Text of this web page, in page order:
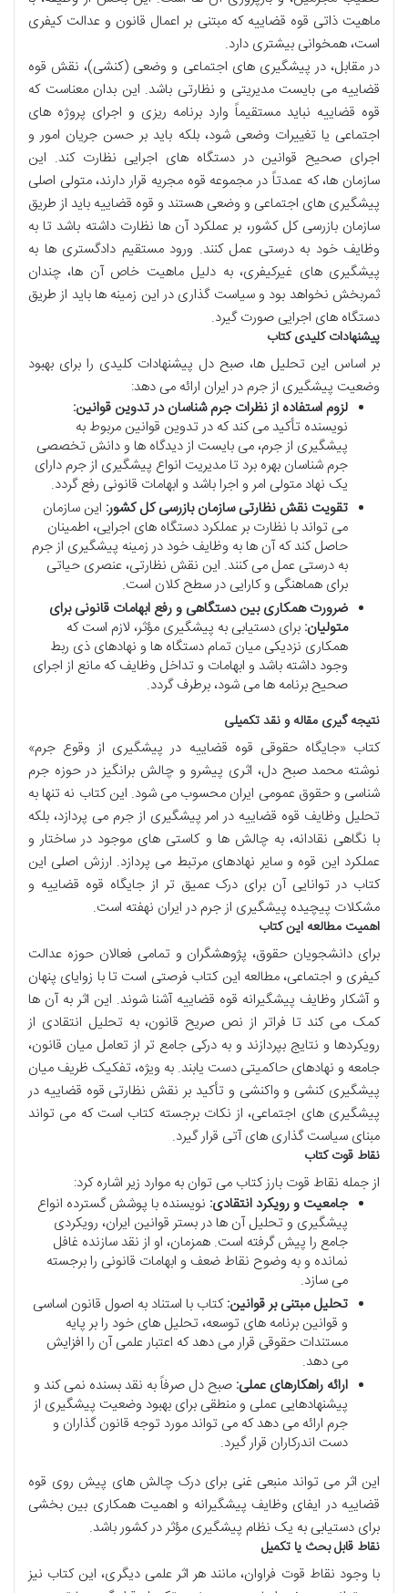
ماهیت ذاتی قوه قضاییه که مبتنی بر اعمال قانون و عدالت کیفری
است، همخوانی بیشتری دارد.
در مقابل، در پیشگیری های اجتماعی و وضعی (کنشی)، نقش قوه
قضاییه می بایست مدیریتی و نظارتی باشد. این بدان معناست که
قوه قضاییه نباید مستقیماً وارد برنامه ریزی و اجرای پروژه های
اجتماعی یا تغییرات وضعی شود، بلکه باید بر حسن جریان امور و
اجرای صحیح قوانین در دستگاه های اجرایی نظارت کند. این
سازمان ها، که عمدتاً در مجموعه قوه مجریه قرار دارند، متولی اصلی
پیشگیری های اجتماعی و وضعی هستند و قوه قضاییه باید از طریق
سازمان بازرسی کل کشور، بر عملکرد آن ها نظارت داشته باشد تا به
وظایف خود به درستی عمل کنند. ورود مستقیم دادگستری ها به
پیشگیری های غیرکیفری، به دلیل ماهیت خاص آن ها، چندان
ثمربخش نخواهد بود و سیاست گذاری در این زمینه ها باید از طریق
دستگاه های اجرایی صورت گیرد.
پیشنهادات کلیدی کتاب
بر اساس این تحلیل ها، صبح دل پیشنهادات کلیدی را برای بهبود
وضعیت پیشگیری از جرم در ایران ارائه می دهد:
لزوم استفاده از نظرات جرم شناسان در تدوین قوانین:
نویسنده تأکید می کند که در تدوین قوانین مربوط به
پیشگیری از جرم، می بایست از دیدگاه ها و دانش تخصصی
جرم شناسان بهره برد تا مدیریت انواع پیشگیری از جرم دارای
یک نهاد متولی امر و اجرا باشد و ابهامات قانونی رفع گردد.
تقویت نقش نظارتی سازمان بازرسی کل کشور: این سازمان
می تواند با نظارت بر عملکرد دستگاه های اجرایی، اطمینان
حاصل کند که آن ها به وظایف خود در زمینه پیشگیری از جرم
به درستی عمل می کنند. این نقش نظارتی، عنصری حیاتی
برای هماهنگی و کارایی در سطح کلان است.
ضرورت همکاری بین دستگاهی و رفع ابهامات قانونی برای
متولیان: برای دستیابی به پیشگیری مؤثر، لازم است که
همکاری نزدیکی میان تمام دستگاه ها و نهادهای ذی ربط
وجود داشته باشد و ابهامات و تداخل وظایف که مانع از اجرای
صحیح برنامه ها می شود، برطرف گردد.
نتیجه گیری مقاله و نقد تکمیلی
کتاب «جایگاه حقوقی قوه قضاییه در پیشگیری از وقوع جرم»
نوشته محمد صبح دل، اثری پیشرو و چالش برانگیز در حوزه جرم
شناسی و حقوق عمومی ایران محسوب می شود. این کتاب نه تنها به
تحلیل وظایف قوه قضاییه در امر پیشگیری از جرم می پردازد، بلکه
با نگاهی نقادانه، به چالش ها و کاستی های موجود در ساختار و
عملکرد این قوه و سایر نهادهای مرتبط می پردازد. ارزش اصلی این
کتاب در توانایی آن برای درک عمیق تر از جایگاه قوه قضاییه و
مشکلات پیچیده پیشگیری از جرم در ایران نهفته است.
اهمیت مطالعه این کتاب
برای دانشجویان حقوق، پژوهشگران و تمامی فعالان حوزه عدالت
کیفری و اجتماعی، مطالعه این کتاب فرصتی است تا با زوایای پنهان
و آشکار وظایف پیشگیرانه قوه قضاییه آشنا شوند. این اثر به آن ها
کمک می کند تا فراتر از نص صریح قانون، به تحلیل انتقادی از
رویکردها و نتایج بپردازند و به درکی جامع تر از تعامل میان قانون،
جامعه و نهادهای حاکمیتی دست یابند. به ویژه، تفکیک ظریف میان
پیشگیری کنشی و واکنشی و تأکید بر نقش نظارتی قوه قضاییه در
پیشگیری های اجتماعی، از نکات برجسته کتاب است که می تواند
مبنای سیاست گذاری های آتی قرار گیرد.
نقاط قوت کتاب
از جمله نقاط قوت بارز کتاب می توان به موارد زیر اشاره کرد:
جامعیت و رویکرد انتقادی: نویسنده با پوشش گسترده انواع
پیشگیری و تحلیل آن ها در بستر قوانین ایران، رویکردی
جامع را پیش گرفته است. همزمان، او از نقد سازنده غافل
نمانده و به وضوح نقاط ضعف و ابهامات قانونی را برجسته
می سازد.
تحلیل مبتنی بر قوانین:کتاب با استناد به اصول قانون اساسی
و قوانین برنامه های توسعه، تحلیل های خود را بر پایه
مستندات حقوقی قرار می دهد که اعتبار علمی آن را افزایش
می دهد.
ارائه راهکارهای عملی: صبح دل صرفاً به نقد بسنده نمی کند و
پیشنهادهایی عملی و منطقی برای بهبود وضعیت پیشگیری از
جرم ارائه می دهد که می تواند مورد توجه قانون گذاران و
دست اندرکاران قرار گیرد.
این اثر می تواند منبعی غنی برای درک چالش های پیش روی قوه
قضاییه در ایفای وظایف پیشگیرانه و اهمیت همکاری بین بخشی
برای دستیابی به یک نظام پیشگیری مؤثر در کشور باشد.
نقاط قابل بحث یا تکمیل
با وجود نقاط قوت فراوان، مانند هر اثر علمی دیگری، این کتاب نیز